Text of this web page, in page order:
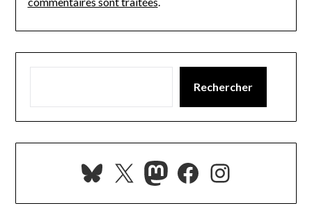
Rechercher
Bluesky
X Mastodon
Facebook